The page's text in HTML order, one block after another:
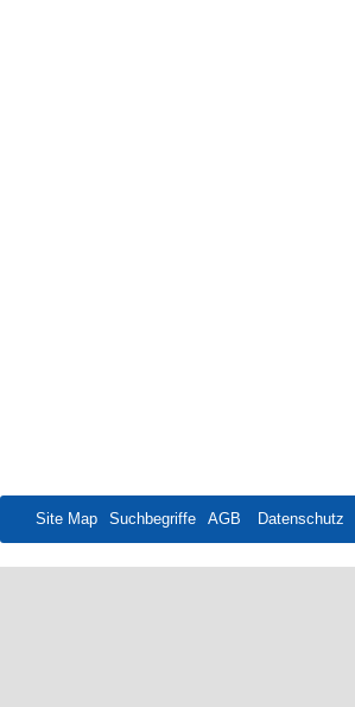
Site Map Suchbegriffe AGB Datenschutz